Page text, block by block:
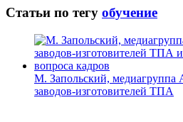
Статьи по тегу обучение
М. Запольский,
заводов-изготовителей ТПА